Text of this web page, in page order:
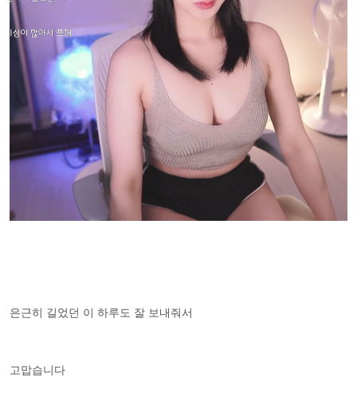
은근히 길었던 이 하루도 잘 보내줘서
고맙습니다